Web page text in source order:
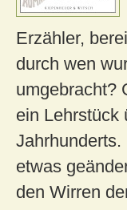
Erzähler,
durch wen
umgebracht?
ein Lehrstück
etwas
den Wirren